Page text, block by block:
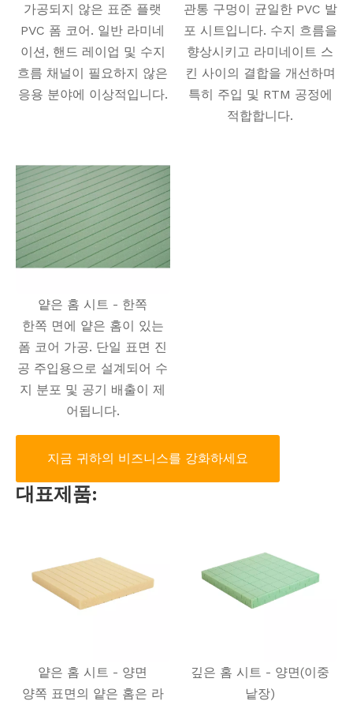
가공되지 않은 표준 플랫
PVC 폼 코어. 일반 라미네
이션, 핸드 레이업 및 수지
흐름 채널이 필요하지 않은
응용 분야에 이상적입니다.
관통 구멍이 균일한 PVC 발
포 시트입니다. 수지 흐름을
향상시키고 라미네이트 스
킨 사이의 결합을 개선하며
특히 주입 및 RTM 공정에
적합합니다.
얕은 홈 시트 - 한쪽
한쪽 면에 얕은 홈이 있는
폼 코어 가공. 단일 표면 진
공 주입용으로 설계되어 수
지 분포 및 공기 배출이 제
어됩니다.
지금 귀하의 비즈니스를 강화하세요
대표제품:
얕은 홈 시트 - 양면
양쪽 표면의 얕은 홈은 라
깊은 홈 시트 - 양면(이중
낱장)